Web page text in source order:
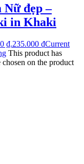
Nữ đẹp –
in Khaki
₫.235.000 ₫Current
This product has
on the product